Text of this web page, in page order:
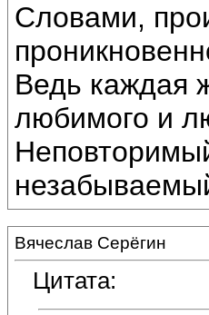
Словами,
Ведь каждая
любимого и
Вячеслав Серёгин
Цитата: